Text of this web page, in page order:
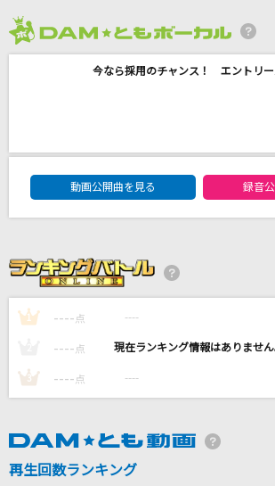
北原ミレイ
サブマリンユース
[生音]Puppets Can't Control You
＝LOVE
今なら採用のチャンス！ エントリー
DAM★ともボーカルエントリーラン
動画公開曲を見る
録音
1 ---- 点 ----
---- 点 ----
3 ---- 点 ----
再生回数ランキング